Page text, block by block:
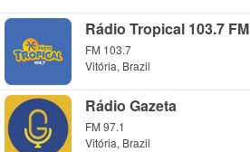
Rádio Tropical 103.7 FM
FM 103.7
Vitória, Brazil
Rádio Gazeta
FM 97.1
Vitória, Brazil